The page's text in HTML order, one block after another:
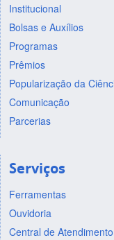
Institucional
Bolsas e Auxílios
Programas
Prêmios
Popularização da
Comunicação
Parcerias
Serviços
Ferramentas
Ouvidoria
Central de Atendimento